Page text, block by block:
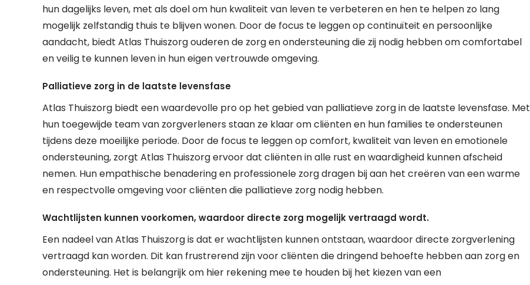
hun dagelijks leven, met als doel om hun kwaliteit van leven te verbeteren en hen te helpen zo lang
mogelijk zelfstandig thuis te blijven wonen. Door de focus te leggen op continuïteit en persoonlijke
aandacht, biedt Atlas Thuiszorg ouderen de zorg en ondersteuning die zij nodig hebben om comfortabel
en veilig te kunnen leven in hun eigen vertrouwde omgeving.
Palliatieve zorg in de laatste levensfase
Atlas Thuiszorg biedt een waardevolle pro op het gebied van palliatieve zorg in de laatste levensfase. Met
hun toegewijde team van zorgverleners staan ze klaar om cliënten en hun families te ondersteunen
tijdens deze moeilijke periode. Door de focus te leggen op comfort, kwaliteit van leven en emotionele
ondersteuning, zorgt Atlas Thuiszorg ervoor dat cliënten in alle rust en waardigheid kunnen afscheid
nemen. Hun empathische benadering en professionele zorg dragen bij aan het creëren van een warme
en respectvolle omgeving voor cliënten die palliatieve zorg nodig hebben.
Wachtlijsten kunnen voorkomen, waardoor directe zorg mogelijk vertraagd wordt.
Een nadeel van Atlas Thuiszorg is dat er wachtlijsten kunnen ontstaan, waardoor directe zorgverlening
vertraagd kan worden. Dit kan frustrerend zijn voor cliënten die dringend behoefte hebben aan zorg en
ondersteuning. Het is belangrijk om hier rekening mee te houden bij het kiezen van een